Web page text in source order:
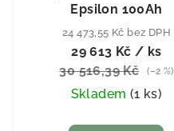
Epsilon 100Ah
24 473,55 Kč bez DPH
29 613 Kč / ks
30 516,39 Kč
(–2 %)
Skladem (1 ks)